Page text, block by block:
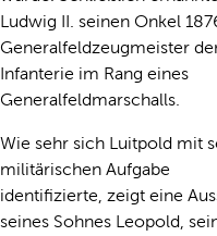
Ludwig II. seinen Onkel
Generalfeldzeugmeister
Infanterie im Rang eines
Generalfeldmarschalls.
Wie sehr sich Luitpold mit
militärischen Aufgabe
identifizierte, zeigt eine
seines Sohnes Leopold,